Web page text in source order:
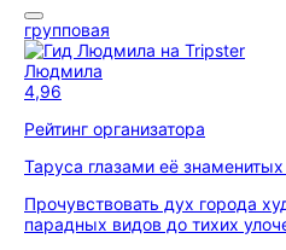
групповая
Людмила
4,96
Рейтинг организатора
Таруса глазами её
Прочувствовать дух города
парадных видов до тихих